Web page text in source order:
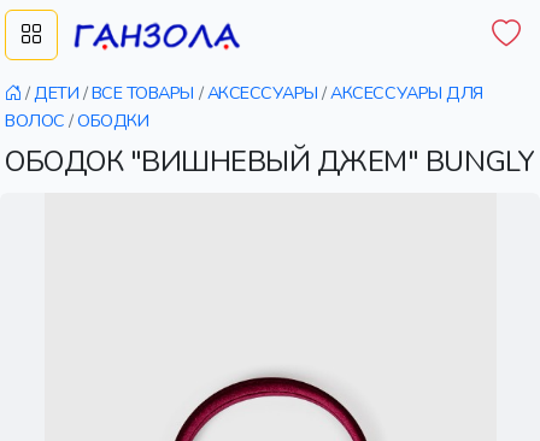
/ДЕТИ /ВСЕ ТОВАРЫ /АКСЕССУАРЫ /АКСЕССУАРЫ ДЛЯ
ВОЛОС /ОБОДКИ
ОБОДОК "ВИШНЕВЫЙ ДЖЕМ" BUNGLY